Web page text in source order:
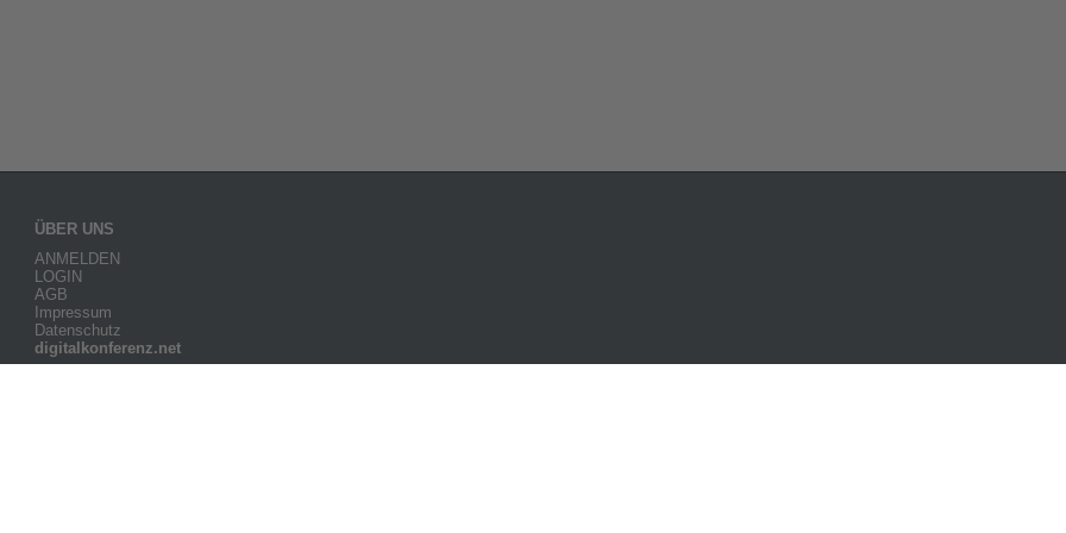
ÜBER UNS
ANMELDEN
LOGIN
AGB
Impressum
Datenschutz
digitalkonferenz.net